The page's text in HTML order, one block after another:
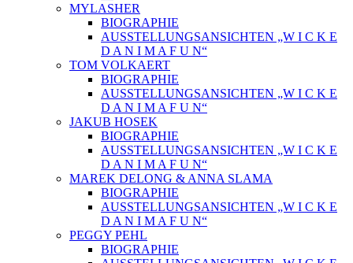
MYLASHER
BIOGRAPHIE
AUSSTELLUNGSANSICHTEN „W I C K E
D A N I M A F U N“
TOM VOLKAERT
BIOGRAPHIE
AUSSTELLUNGSANSICHTEN „W I C K E
D A N I M A F U N“
JAKUB HOSEK
BIOGRAPHIE
AUSSTELLUNGSANSICHTEN „W I C K E
D A N I M A F U N“
MAREK DELONG & ANNA SLAMA
BIOGRAPHIE
AUSSTELLUNGSANSICHTEN „W I C K E
D A N I M A F U N“
PEGGY PEHL
BIOGRAPHIE